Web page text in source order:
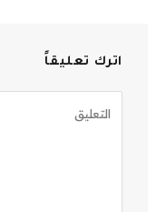
اترك تعليقاً